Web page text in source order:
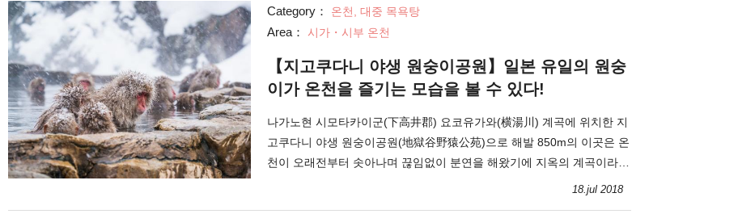
Category： 온천, 대중 목욕탕
Area： 시가・시부 온천
【지고쿠다니 야생 원숭이공원】일본 유일의 원숭
이가 온천을 즐기는 모습을 볼 수 있다!
나가노현 시모타카이군(下高井郡) 요코유가와(横湯川) 계곡에 위치한 지
고쿠다니 야생 원숭이공원(地獄谷野猿公苑)으로 해발 850m의 이곳은 온
천이 오래전부터 솟아나며 끊임없이 분연을 해왔기에 지옥의 계곡이라
18.jul 2018